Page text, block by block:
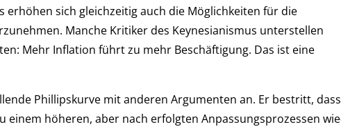
erhöhen sich gleichzeitig auch die Möglichkeiten für die
Manche Kritiker des Keynesianismus unterstellen
Mehr Inflation führt zu mehr Beschäftigung. Das ist eine
Phillipskurve mit anderen Argumenten an. Er bestritt, dass
einem höheren, aber nach erfolgten Anpassungsprozessen